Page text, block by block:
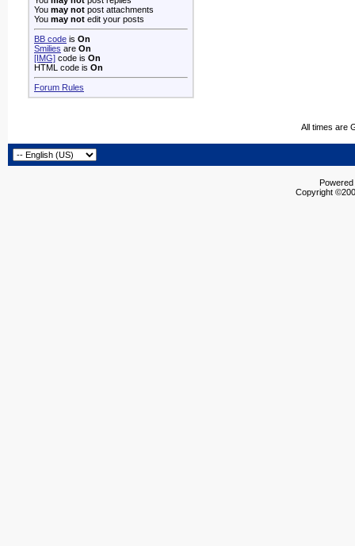
You may not post attachments
You may not edit your posts
BB code is On
Smilies are On
[IMG] code is On
HTML code is On
Forum Rules
All times are
Copyright